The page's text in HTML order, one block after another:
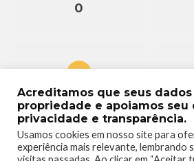
0
0
Acreditamos que seus dados
propriedade e apoiamos seu
privacidade e transparência.
Usamos cookies em nosso site para
experiência mais relevante, lembrando